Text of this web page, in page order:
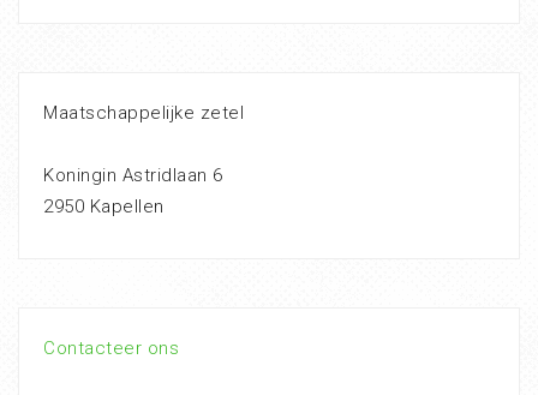
Maatschappelijke zetel
Koningin Astridlaan 6
2950 Kapellen
Contacteer ons